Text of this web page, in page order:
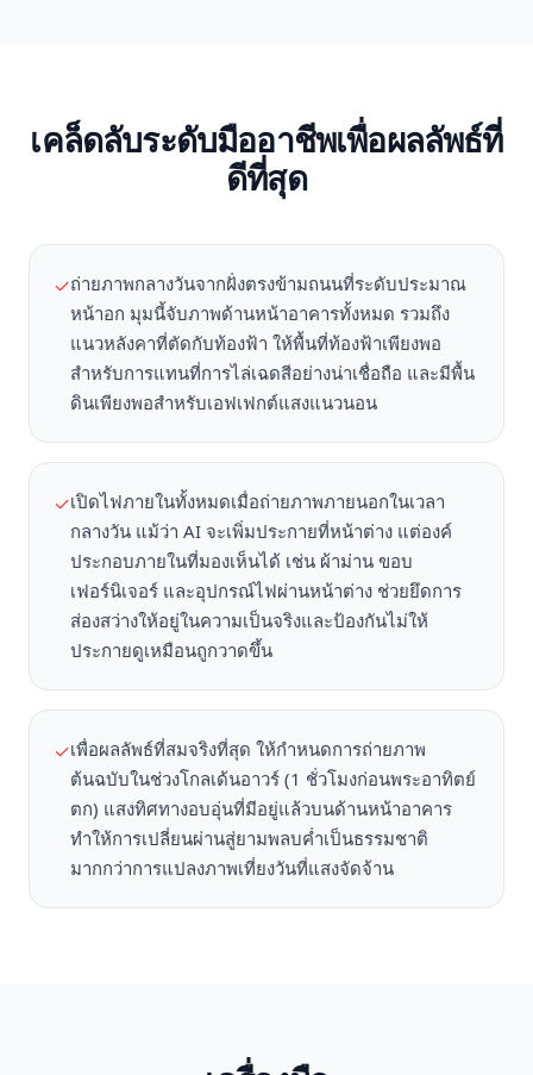
เคล็ดลับระดับมืออาชีพเพื่อผลลัพธ์ที่
ดีที่สุด
✓ถ่ายภาพกลางวันจากฝั่งตรงข้ามถนนที่ระดับประมาณ
หน้าอก มุมนี้จับภาพด้านหน้าอาคารทั้งหมด รวมถึง
แนวหลังคาที่ตัดกับท้องฟ้า ให้พื้นที่ท้องฟ้าเพียงพอ
สำหรับการแทนที่การไล่เฉดสีอย่างน่าเชื่อถือ และมีพื้น
ดินเพียงพอสำหรับเอฟเฟกต์แสงแนวนอน
✓เปิดไฟภายในทั้งหมดเมื่อถ่ายภาพภายนอกในเวลา
กลางวัน แม้ว่า AI จะเพิ่มประกายที่หน้าต่าง แต่องค์
ประกอบภายในที่มองเห็นได้ เช่น ผ้าม่าน ขอบ
เฟอร์นิเจอร์ และอุปกรณ์ไฟผ่านหน้าต่าง ช่วยยึดการ
ส่องสว่างให้อยู่ในความเป็นจริงและป้องกันไม่ให้
ประกายดูเหมือนถูกวาดขึ้น
✓เพื่อผลลัพธ์ที่สมจริงที่สุด ให้กำหนดการถ่ายภาพ
ต้นฉบับในช่วงโกลเด้นอาวร์ (1 ชั่วโมงก่อนพระอาทิตย์
ตก) แสงทิศทางอบอุ่นที่มีอยู่แล้วบนด้านหน้าอาคาร
ทำให้การเปลี่ยนผ่านสู่ยามพลบค่ำเป็นธรรมชาติ
มากกว่าการแปลงภาพเที่ยงวันที่แสงจัดจ้าน